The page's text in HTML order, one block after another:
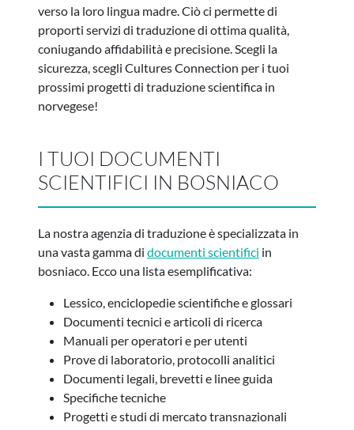
verso la loro lingua madre. Ciò ci permette di
proporti servizi di traduzione di ottima qualità,
coniugando affidabilità e precisione. Scegli la
sicurezza, scegli Cultures Connection per i tuoi
prossimi progetti di traduzione scientifica in
norvegese!
I TUOI DOCUMENTI
SCIENTIFICI IN BOSNIACO
La nostra agenzia di traduzione è specializzata in
una vasta gamma di documenti scientifici in
bosniaco. Ecco una lista esemplificativa:
Lessico, enciclopedie scientifiche e glossari
Documenti tecnici e articoli di ricerca
Manuali per operatori e per utenti
Prove di laboratorio, protocolli analitici
Documenti legali, brevetti e linee guida
Specifiche tecniche
Progetti e studi di mercato transnazionali